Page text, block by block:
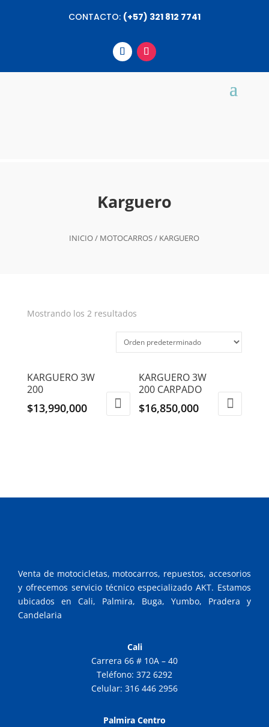
CONTACTO: (+57) 321 812 7741
Karguero
INICIO/ MOTOCARROS/ KARGUERO
Mostrando los 2 resultados
KARGUERO 3W
200
$13,990,000
KARGUERO 3W
200 CARPADO
$16,850,000
Venta de motocicletas, motocarros, repuestos, accesorios
y ofrecemos servicio técnico especializado AKT. Estamos
ubicados en Cali, Palmira, Buga, Yumbo, Pradera y
Candelaria
Cali
Carrera 66 # 10A – 40
Teléfono: 372 6292
Celular: 316 446 2956
Palmira Centro